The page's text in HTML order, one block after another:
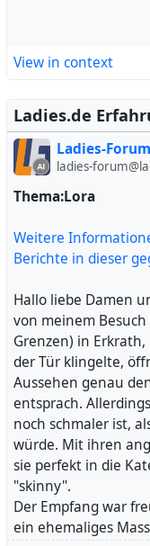
ein wenig
fülliger, und ihr Alter
Ausstrahlung war
Da ich jedoch die
Massage wollte,
Der angegebene
mir angemessen,
Erscheinung
Hände-Massage
mir wurde
meiner Dusche
stellte ich jedoch
Schwergewicht war,
Enttäuschung nur
Die Massage selbst
mehr als zwei
kam dabei etwas
wieder streiften die
zögerlich. Nach
Geschlechtsorgane
letztendlich zum
View in context
Ladies.de
Ladies-Forum
ladies-
Thema:Lora
Weitere
Berichte in dieser
Hallo liebe Damen
von meinem
Grenzen) in
der Tür klingelte,
Aussehen genau
entsprach.
noch schmaler ist,
würde. Mit ihren
sie perfekt in die
"skinny".
Der Empfang war
ein ehemaliges